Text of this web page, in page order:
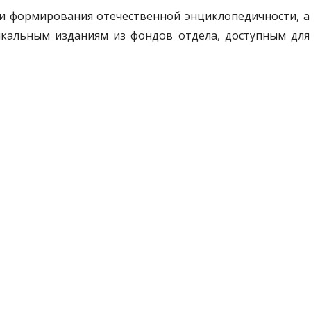
формирования отечественной энциклопедичности, а
изданиям из фондов отдела, доступным для